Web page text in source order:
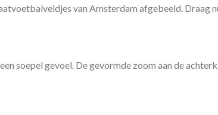
van Amsterdam afgebeeld. Draag
soepel gevoel. De gevormde zoom aan de